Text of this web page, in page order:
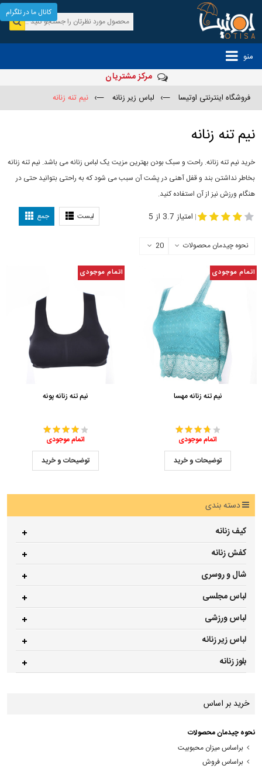
منو
مرکز مشتریان
فروشگاه اینترنتی اوتیسا —› لباس زیر زنانه —› نیم تنه زنانه
نیم تنه زنانه
خرید نیم تنه زنانه. راحت و سبک بودن بهترین مزیت یک لباس زنانه می باشد. نیم تنه زنانه
بخاطر نداشتن بند و قفل آهنی در پشت آن سبب می شود که به راحتی بتوانید حتی در
هنگام ورزش نیز از آن استفاده کنید.
لیست جمع | امتیاز 3.7 از 5
نحوه چیدمان محصولات 20
اتمام موجودی
نیم تنه زنانه مهسا
اتمام موجودی
توضیحات و خرید
اتمام موجودی
نیم تنه زنانه پونه
اتمام موجودی
توضیحات و خرید
دسته بندی
کیف زنانه
کفش زنانه
شال و روسری
لباس مجلسی
لباس ورزشی
لباس زیر زنانه
بلوز زنانه
خرید بر اساس
نحوه چیدمان محصولات
براساس میزان محبوبیت
براساس فروش
کانال ما در تلگرام